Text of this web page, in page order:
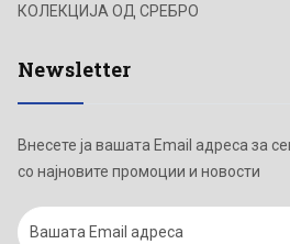
КОЛЕКЦИЈА ОД СРЕБРО
Newsletter
Внесете ја вашата Email адреса за
со најновите промоции и новости